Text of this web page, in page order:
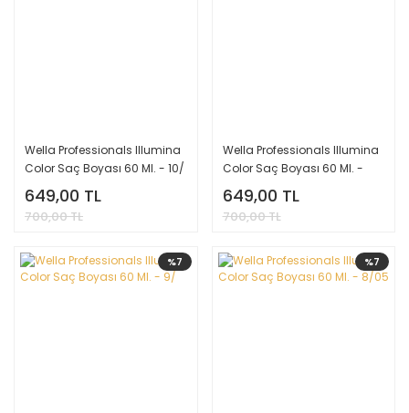
Wella Professionals Illumina
Color Saç Boyası 60 Ml. - 10/
649,00 TL
700,00 TL
Wella Professionals Illumina
Color Saç Boyası 60 Ml. -
9/7
649,00 TL
700,00 TL
%7 %7